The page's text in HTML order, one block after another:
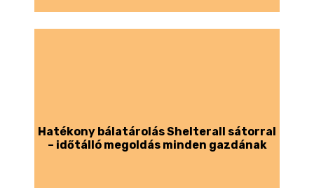
Hatékony bálatárolás Shelterall sátorral
– időtálló megoldás minden gazdának